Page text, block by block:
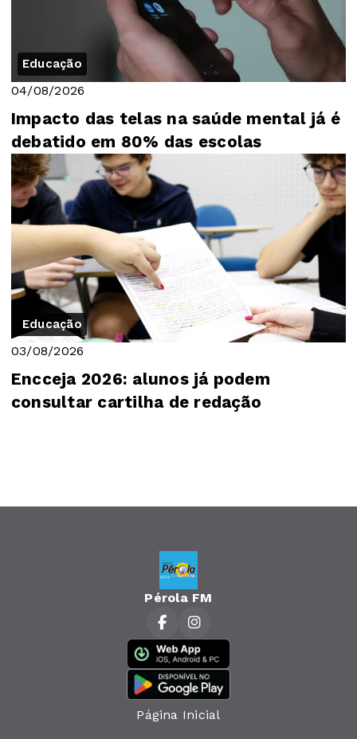
Educação
04/08/2026
Impacto das telas na saúde mental já é
debatido em 80% das escolas
Educação
03/08/2026
Encceja 2026: alunos já podem
consultar cartilha de redação
Pérola FM
Página Inicial